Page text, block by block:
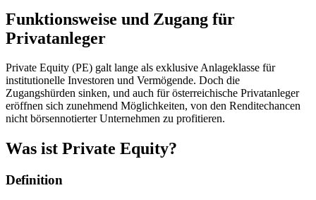
Funktionsweise und Zugang für
Privatanleger
Private Equity (PE) galt lange als exklusive Anlageklasse für
institutionelle Investoren und Vermögende. Doch die
Zugangshürden sinken, und auch für österreichische Privatanleger
eröffnen sich zunehmend Möglichkeiten, von den Renditechancen
nicht börsennotierter Unternehmen zu profitieren.
Was ist Private Equity?
Definition